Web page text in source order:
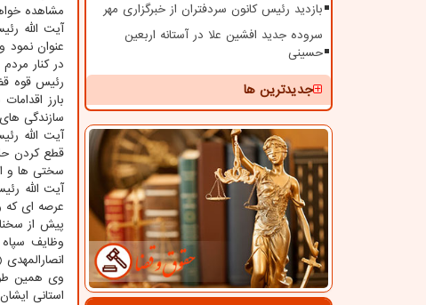
بازدید رئیس کانون سردفتران از خبرگزاری مهر
سروده جدید افشین علا در آستانه اربعین
حسینی
جدیدترین ها
مشاهده
آیت الله
عنوان
در کنار
رئیس قوه
بارز
سازندگی
آیت الله
قطع کردن
سختی ها و
آیت الله
عرصه ای که
پیش از
وظایف
وی همین
استانی